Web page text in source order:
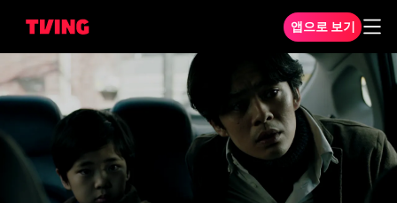
앱으로 보기
당신은 믿지 않겠지만